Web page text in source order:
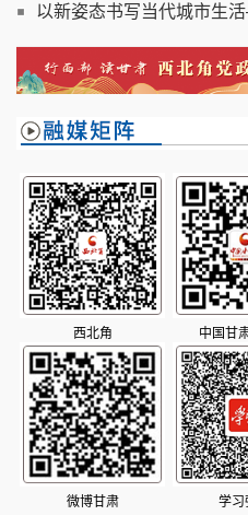
以新姿态书写当代城市生
长篇新作《平衡》的对话
西北角 中国甘
微博甘肃 学习